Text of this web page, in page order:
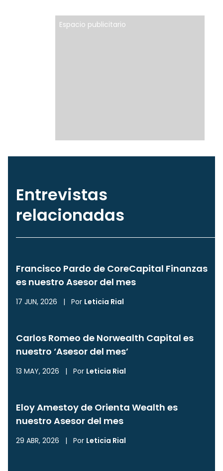
Espacio publicitario
Entrevistas
relacionadas
Francisco Pardo de CoreCapital Finanzas
es nuestro Asesor del mes
17 JUN, 2026 | Por Leticia Rial
Carlos Romeo de Norwealth Capital es
nuestro ‘Asesor del mes’
13 MAY, 2026 | Por Leticia Rial
Eloy Amestoy de Orienta Wealth es
nuestro Asesor del mes
29 ABR, 2026 | Por Leticia Rial